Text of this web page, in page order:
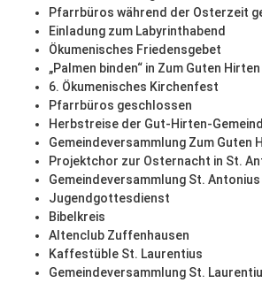
Pfarrbüros während der Osterzeit
Einladung zum Labyrinthabend
Ökumenisches Friedensgebet
„Palmen binden“ in Zum Guten Hirten
6. Ökumenisches Kirchenfest
Pfarrbüros geschlossen
Herbstreise der Gut-Hirten-
Gemeindeversammlung Zum Guten
Projektchor zur Osternacht in St.
Gemeindeversammlung St. Antonius
Jugendgottesdienst
Bibelkreis
Altenclub Zuffenhausen
Kaffestüble St. Laurentius
Gemeindeversammlung St.